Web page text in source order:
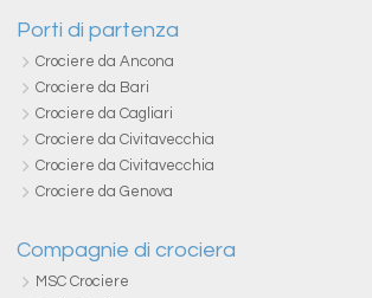
Porti di partenza
Crociere da Ancona
Crociere da Bari
Crociere da Cagliari
Crociere da Civitavecchia
Crociere da Civitavecchia
Crociere da Genova
Compagnie di crociera
MSC Crociere